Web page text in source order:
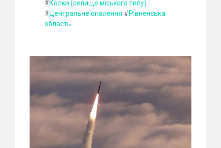
#Колки (селище міського типу)
#Центральне опалення #Рівненська
область